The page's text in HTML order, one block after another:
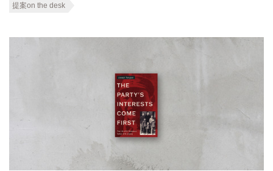
提案on the desk